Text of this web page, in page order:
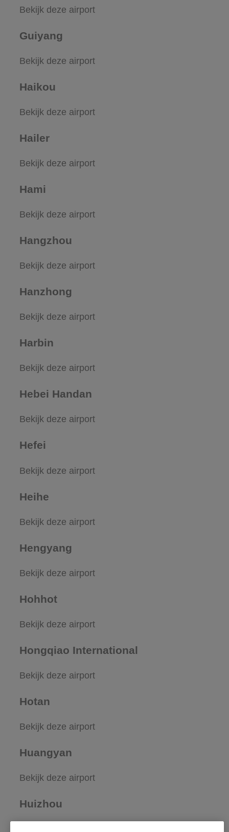
Bekijk deze airport
Guiyang
Bekijk deze airport
Haikou
Bekijk deze airport
Hailer
Bekijk deze airport
Hami
Bekijk deze airport
Hangzhou
Bekijk deze airport
Hanzhong
Bekijk deze airport
Harbin
Bekijk deze airport
Hebei Handan
Bekijk deze airport
Hefei
Bekijk deze airport
Heihe
Bekijk deze airport
Hengyang
Bekijk deze airport
Hohhot
Bekijk deze airport
Hongqiao International
Bekijk deze airport
Hotan
Bekijk deze airport
Huangyan
Bekijk deze airport
Huizhou